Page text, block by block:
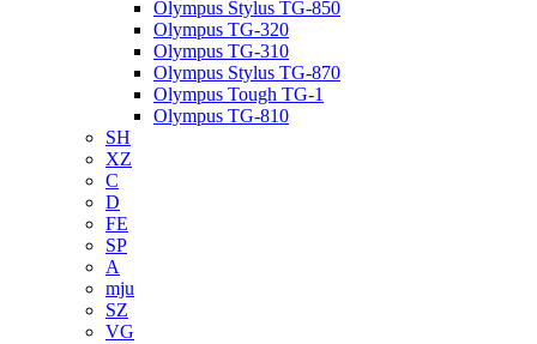
Olympus Stylus TG-850
Olympus TG-320
Olympus TG-310
Olympus Stylus TG-870
Olympus Tough TG-1
Olympus TG-810
SH
XZ
C
D
FE
SP
A
mju
SZ
VG